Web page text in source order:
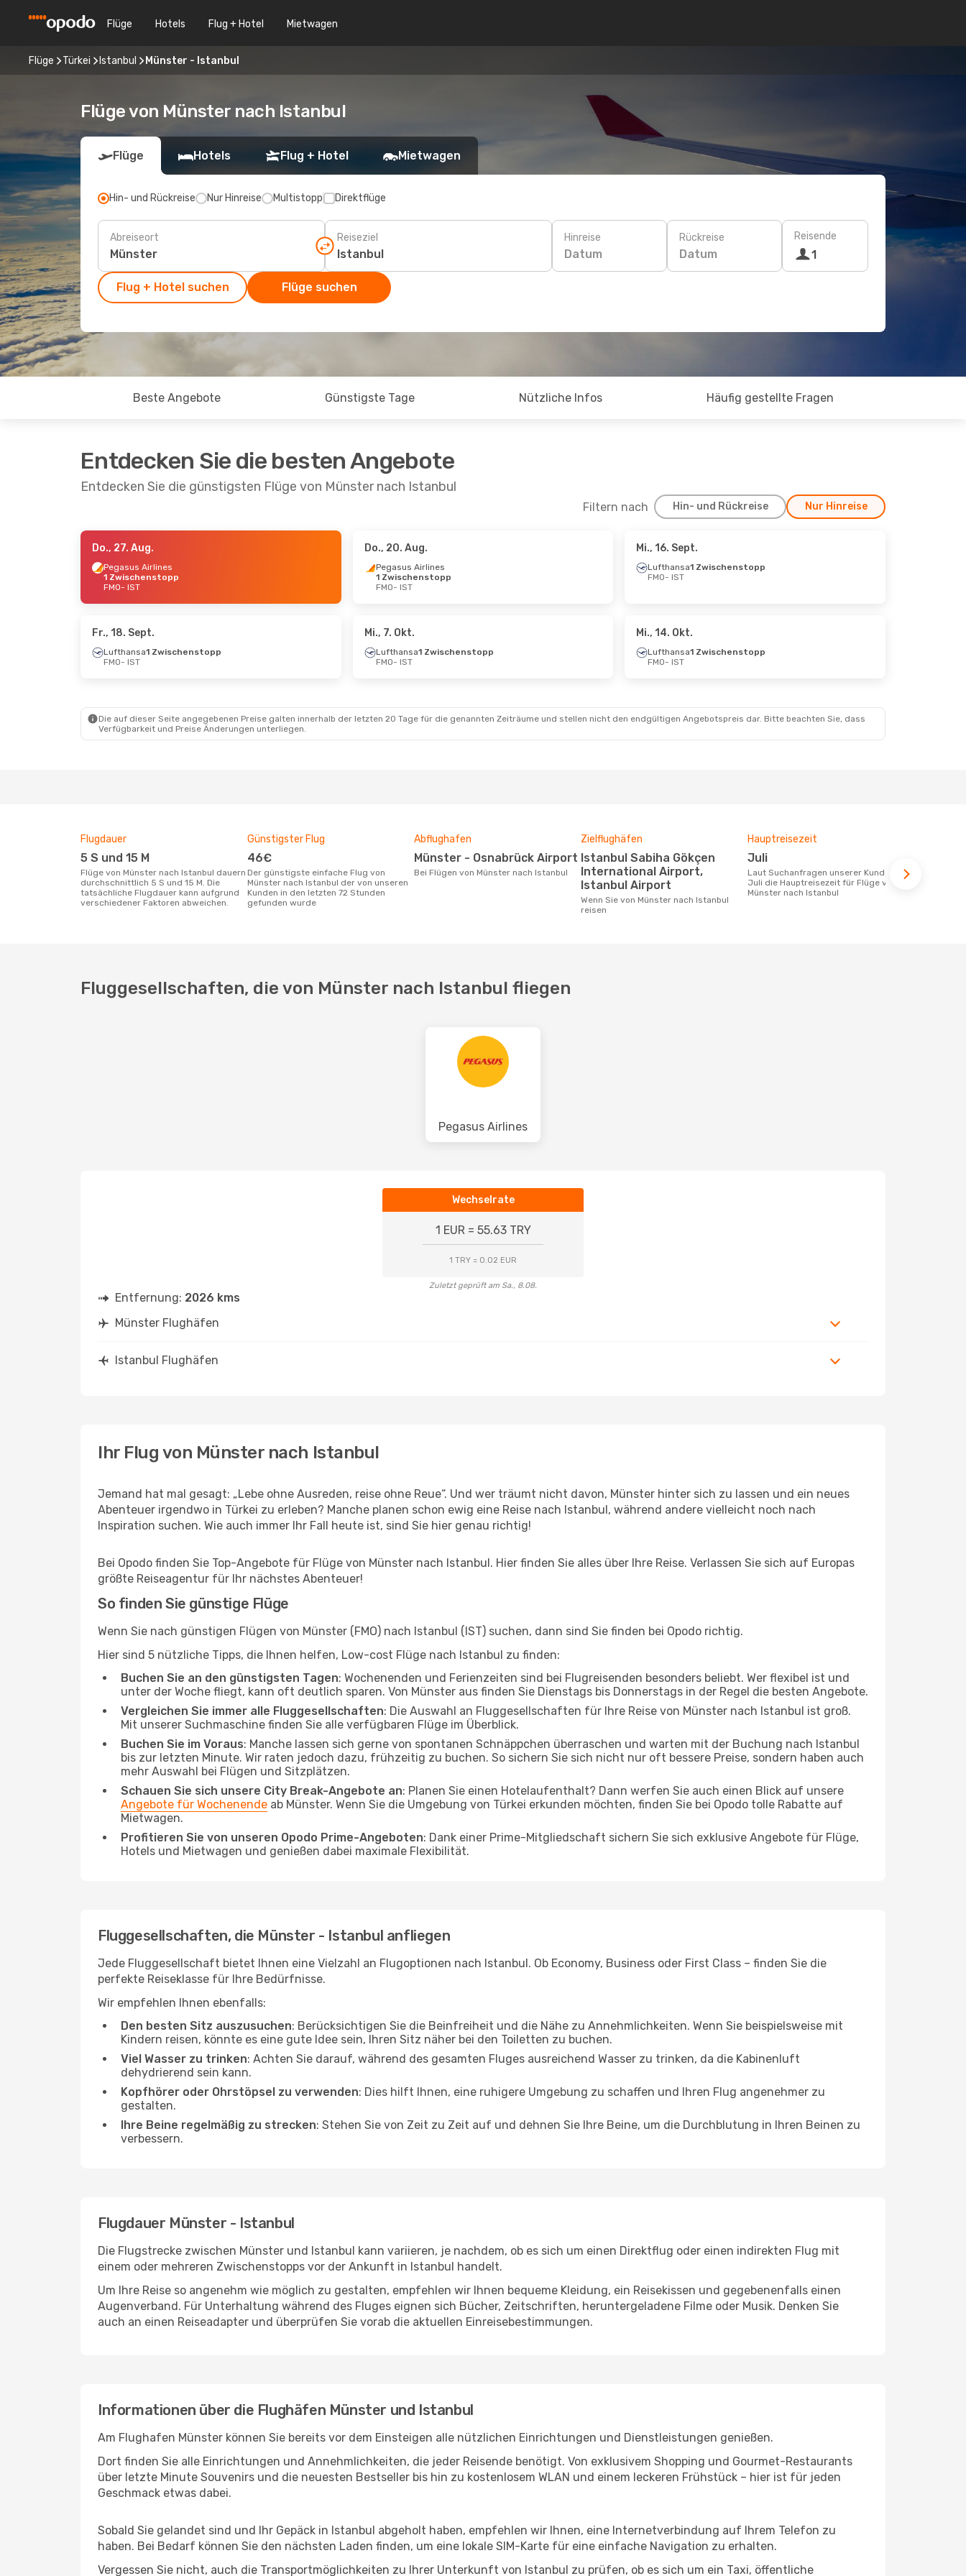
Flüge Hotels Flug + Hotel Mietwagen
Flüge Türkei Istanbul Münster - Istanbul
Flüge von Münster nach Istanbul
Flüge Hotels Flug + Hotel Mietwagen
Hin- und Rückreise Nur Hinreise Multistopp Direktflüge
Abreiseort Reiseziel Hinreise
Datum
Rückreise
Datum
Reisende
1
Flug + Hotel suchen Flüge suchen
Beste Angebote Günstigste Tage Nützliche Infos Häufig gestellte Fragen
Entdecken Sie die besten Angebote
Entdecken Sie die günstigsten Flüge von Münster nach Istanbul
Filtern nach Hin- und Rückreise Nur Hinreise
- Mi., 16. Sept.
1 Zwischenstopp
1 Zwischenstopp
1 Zwischenstopp
1 Zwischenstopp
- Sa., 10. Okt.
1 Zwischenstopp
- Sa., 5. Sept.
1 Zwischenstopp
- Di., 20. Okt. - Sa., 22. Aug.
1 Zwischenstopp
IST- FMO
Do., 27. Aug.
Pegasus Airlines
1 Zwischenstopp
FMO- IST
Do., 20. Aug.
Pegasus Airlines
1 Zwischenstopp
FMO- IST
Mi., 16. Sept.
Lufthansa1 Zwischenstopp
FMO- IST
Fr., 18. Sept.
Lufthansa1 Zwischenstopp
FMO- IST
Mi., 7. Okt.
Lufthansa1 Zwischenstopp
FMO- IST
Mi., 14. Okt.
Lufthansa1 Zwischenstopp
FMO- IST
Die auf dieser Seite angegebenen Preise galten innerhalb der letzten 20 Tage für die genannten Zeiträume und stellen nicht den endgültigen Angebotspreis dar. Bitte beachten Sie, dass
Verfügbarkeit und Preise Änderungen unterliegen.
Flugdauer
5 S und 15 M
Flüge von Münster nach Istanbul dauern
durchschnittlich 5 S und 15 M. Die
tatsächliche Flugdauer kann aufgrund
verschiedener Faktoren abweichen.
Günstigster Flug
46€
Der günstigste einfache Flug von
Münster nach Istanbul der von unseren
Kunden in den letzten 72 Stunden
gefunden wurde
Abflughafen
Münster - Osnabrück Airport
Bei Flügen von Münster nach Istanbul
Zielflughäfen
Istanbul Sabiha Gökçen
International Airport,
Istanbul Airport
Wenn Sie von Münster nach Istanbul
reisen
Hauptreisezeit
Juli
Laut Suchanfragen unserer Kunden ist
Juli die Hauptreisezeit für Flüge von
Münster nach Istanbul
Fluggesellschaften, die von Münster nach Istanbul fliegen
Pegasus Airlines
Wechselrate
1 EUR = 55.63 TRY
1 TRY = 0.02 EUR
Zuletzt geprüft am Sa., 8.08.
Entfernung: 2026 kms
Münster Flughäfen
Istanbul Flughäfen
Ihr Flug von Münster nach Istanbul
Jemand hat mal gesagt: „Lebe ohne Ausreden, reise ohne Reue“. Und wer träumt nicht davon, Münster hinter sich zu lassen und ein neues
Abenteuer irgendwo in Türkei zu erleben? Manche planen schon ewig eine Reise nach Istanbul, während andere vielleicht noch nach
Inspiration suchen. Wie auch immer Ihr Fall heute ist, sind Sie hier genau richtig!
Bei Opodo finden Sie Top-Angebote für Flüge von Münster nach Istanbul. Hier finden Sie alles über Ihre Reise. Verlassen Sie sich auf Europas
größte Reiseagentur für Ihr nächstes Abenteuer!
So finden Sie günstige Flüge
Wenn Sie nach günstigen Flügen von Münster (FMO) nach Istanbul (IST) suchen, dann sind Sie finden bei Opodo richtig.
Hier sind 5 nützliche Tipps, die Ihnen helfen, Low-cost Flüge nach Istanbul zu finden:
Buchen Sie an den günstigsten Tagen: Wochenenden und Ferienzeiten sind bei Flugreisenden besonders beliebt. Wer flexibel ist und
unter der Woche fliegt, kann oft deutlich sparen. Von Münster aus finden Sie Dienstags bis Donnerstags in der Regel die besten Angebote.
Vergleichen Sie immer alle Fluggesellschaften: Die Auswahl an Fluggesellschaften für Ihre Reise von Münster nach Istanbul ist groß.
Mit unserer Suchmaschine finden Sie alle verfügbaren Flüge im Überblick.
Buchen Sie im Voraus: Manche lassen sich gerne von spontanen Schnäppchen überraschen und warten mit der Buchung nach Istanbul
bis zur letzten Minute. Wir raten jedoch dazu, frühzeitig zu buchen. So sichern Sie sich nicht nur oft bessere Preise, sondern haben auch
mehr Auswahl bei Flügen und Sitzplätzen.
Schauen Sie sich unsere City Break-Angebote an: Planen Sie einen Hotelaufenthalt? Dann werfen Sie auch einen Blick auf unsere
Angebote für Wochenende ab Münster. Wenn Sie die Umgebung von Türkei erkunden möchten, finden Sie bei Opodo tolle Rabatte auf
Mietwagen.
Profitieren Sie von unseren Opodo Prime-Angeboten: Dank einer Prime-Mitgliedschaft sichern Sie sich exklusive Angebote für Flüge,
Hotels und Mietwagen und genießen dabei maximale Flexibilität.
Fluggesellschaften, die Münster - Istanbul anfliegen
Jede Fluggesellschaft bietet Ihnen eine Vielzahl an Flugoptionen nach Istanbul. Ob Economy, Business oder First Class – finden Sie die
perfekte Reiseklasse für Ihre Bedürfnisse.
Wir empfehlen Ihnen ebenfalls:
Den besten Sitz auszusuchen: Berücksichtigen Sie die Beinfreiheit und die Nähe zu Annehmlichkeiten. Wenn Sie beispielsweise mit
Kindern reisen, könnte es eine gute Idee sein, Ihren Sitz näher bei den Toiletten zu buchen.
Viel Wasser zu trinken: Achten Sie darauf, während des gesamten Fluges ausreichend Wasser zu trinken, da die Kabinenluft
dehydrierend sein kann.
Kopfhörer oder Ohrstöpsel zu verwenden: Dies hilft Ihnen, eine ruhigere Umgebung zu schaffen und Ihren Flug angenehmer zu
gestalten.
Ihre Beine regelmäßig zu strecken: Stehen Sie von Zeit zu Zeit auf und dehnen Sie Ihre Beine, um die Durchblutung in Ihren Beinen zu
verbessern.
Flugdauer Münster - Istanbul
Die Flugstrecke zwischen Münster und Istanbul kann variieren, je nachdem, ob es sich um einen Direktflug oder einen indirekten Flug mit
einem oder mehreren Zwischenstopps vor der Ankunft in Istanbul handelt.
Um Ihre Reise so angenehm wie möglich zu gestalten, empfehlen wir Ihnen bequeme Kleidung, ein Reisekissen und gegebenenfalls einen
Augenverband. Für Unterhaltung während des Fluges eignen sich Bücher, Zeitschriften, heruntergeladene Filme oder Musik. Denken Sie
auch an einen Reiseadapter und überprüfen Sie vorab die aktuellen Einreisebestimmungen.
Informationen über die Flughäfen Münster und Istanbul
Am Flughafen Münster können Sie bereits vor dem Einsteigen alle nützlichen Einrichtungen und Dienstleistungen genießen.
Dort finden Sie alle Einrichtungen und Annehmlichkeiten, die jeder Reisende benötigt. Von exklusivem Shopping und Gourmet-Restaurants
über letzte Minute Souvenirs und die neuesten Bestseller bis hin zu kostenlosem WLAN und einem leckeren Frühstück – hier ist für jeden
Geschmack etwas dabei.
Sobald Sie gelandet sind und Ihr Gepäck in Istanbul abgeholt haben, empfehlen wir Ihnen, eine Internetverbindung auf Ihrem Telefon zu
haben. Bei Bedarf können Sie den nächsten Laden finden, um eine lokale SIM-Karte für eine einfache Navigation zu erhalten.
Vergessen Sie nicht, auch die Transportmöglichkeiten zu Ihrer Unterkunft von Istanbul zu prüfen, ob es sich um ein Taxi, öffentliche